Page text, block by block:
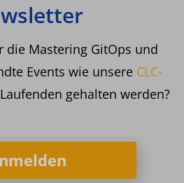
die Mastering GitOps und
Events wie unsere CLC-
gehalten werden?